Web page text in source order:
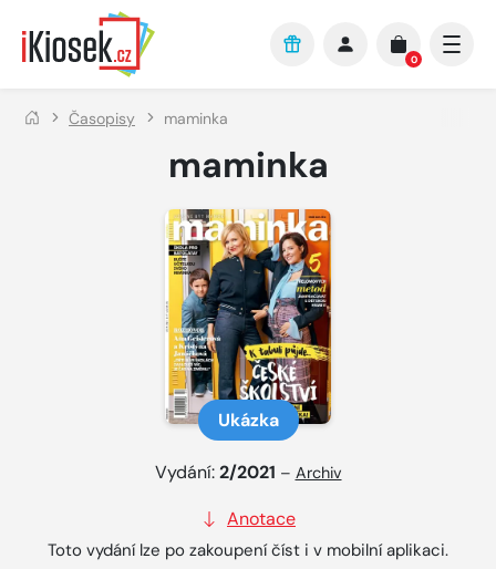
Přejít na hlavní obsah
0
Časopisy maminka
maminka
Ukázka
Vydání:2/2021 – Archiv
Anotace
Toto vydání lze po zakoupení číst i v mobilní aplikaci.